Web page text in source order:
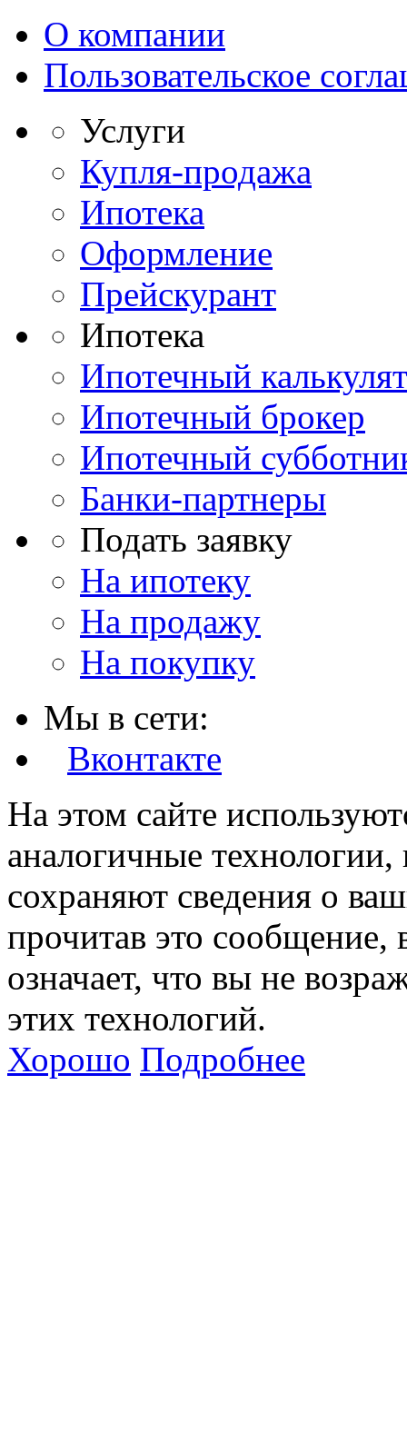
О компании
Пользовательское
Услуги
Купля-продажа
Ипотека
Оформление
Прейскурант
Ипотека
Ипотечный
Ипотечный брокер
Ипотечный
Банки-партнеры
Подать заявку
На ипотеку
На продажу
На покупку
Мы в сети:
Вконтакте
На этом сайте
аналогичные технологии,
сохраняют сведения о
прочитав это сообщение,
означает, что вы не
этих технологий.
Хорошо Подробнее